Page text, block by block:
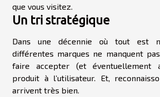
que vous visitez.
Un tri stratégique
Dans une décennie où tout est
différentes marques ne manquent
faire accepter (et éventuellement
produit à l’utilisateur. Et,
arrivent très bien.